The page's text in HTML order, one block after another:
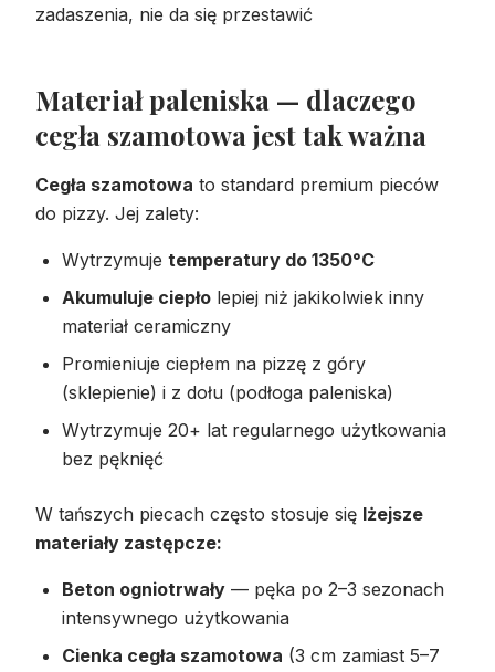
zadaszenia, nie da się przestawić
Materiał paleniska — dlaczego
cegła szamotowa jest tak ważna
Cegła szamotowa to standard premium pieców
do pizzy. Jej zalety:
Wytrzymuje temperatury do 1350°C
Akumuluje ciepło lepiej niż jakikolwiek inny
materiał ceramiczny
Promieniuje ciepłem na pizzę z góry
(sklepienie) i z dołu (podłoga paleniska)
Wytrzymuje 20+ lat regularnego użytkowania
bez pęknięć
W tańszych piecach często stosuje się lżejsze
materiały zastępcze:
Beton ogniotrwały — pęka po 2–3 sezonach
intensywnego użytkowania
Cienka cegła szamotowa (3 cm zamiast 5–7